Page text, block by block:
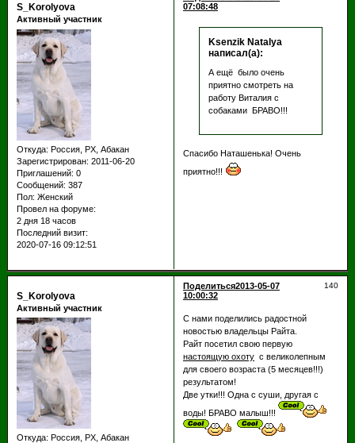
07:08:48
S_Korolyova
Активный участник
Откуда: Россия, РХ, Абакан
Зарегистрирован: 2011-06-20
Приглашений: 0
Сообщений: 387
Пол: Женский
Провел на форуме:
2 дня 18 часов
Последний визит:
2020-07-16 09:12:51
Ksenzik Natalya
написал(а):
А ещё было очень
приятно смотреть на
работу Виталия с
собаками БРАВО!!!
Спасибо Наташенька! Очень
приятно!!!
Поделиться 140
2013-05-07
10:00:32
S_Korolyova
Активный участник
Откуда: Россия, РХ, Абакан
С нами поделились радостной
новостью владельцы Райта.
Райт посетил свою первую
настоящую охотус великолепным
для своего возраста (5 месяцев!!!)
результатом!
Две утки!!! Одна с суши, другая с
воды! БРАВО малыш!!!